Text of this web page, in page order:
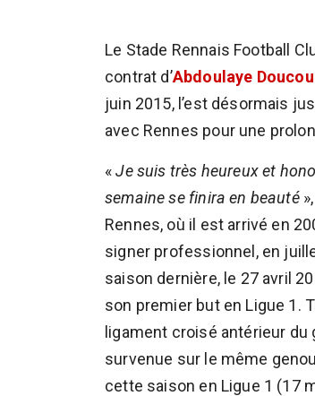
Le Stade Rennais Football
contrat d’Abdoulaye
juin 2015, l’est désormais
avec Rennes pour une
«Je suis très heureux et
semaine se finira en beauté
Rennes, où il est arrivé en
signer professionnel, en
saison dernière, le 27 avril
son premier but en Ligue 1.
ligament croisé antérieur
survenue sur le même
cette saison en Ligue 1 (17